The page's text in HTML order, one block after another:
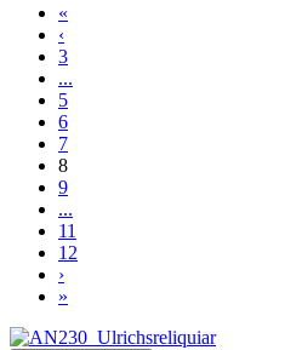
«
‹
3
...
5
6
7
8
9
...
11
12
›
»